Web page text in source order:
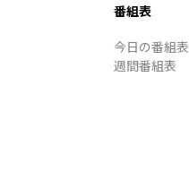
番組表
今日の番組表
週間番組表